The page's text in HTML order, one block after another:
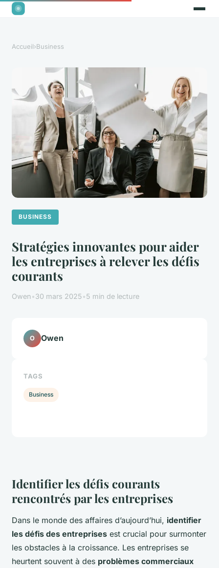
Accueil›Business
BUSINESS
Stratégies innovantes pour aider
les entreprises à relever les défis
courants
Owen•30 mars 2025•5 min de lecture
Identifier les défis courants
rencontrés par les entreprises
Dans le monde des affaires d’aujourd’hui, identifier
les défis des entreprises est crucial pour surmonter
les obstacles à la croissance. Les entreprises se
heurtent souvent à des problèmes commerciaux
O Owen
TAGS
Business